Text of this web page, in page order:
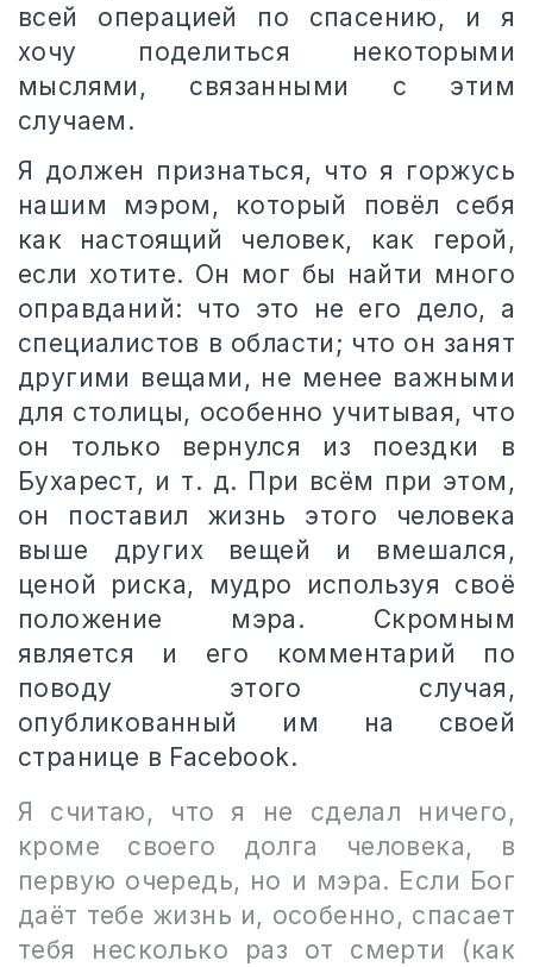
всей операцией по спасению, и я
хочу поделиться некоторыми
мыслями, связанными с этим
случаем.
Я должен признаться, что я горжусь
нашим мэром, который повёл себя
как настоящий человек, как герой,
если хотите. Он мог бы найти много
оправданий: что это не его дело, а
специалистов в области; что он занят
другими вещами, не менее важными
для столицы, особенно учитывая, что
он только вернулся из поездки в
Бухарест, и т. д. При всём при этом,
он поставил жизнь этого человека
выше других вещей и вмешался,
ценой риска, мудро используя своё
положение мэра. Скромным
является и его комментарий по
поводу этого случая,
опубликованный им на своей
странице в Facebook.
Я считаю, что я не сделал ничего,
кроме своего долга человека, в
первую очередь, но и мэра. Если Бог
даёт тебе жизнь и, особенно, спасает
тебя несколько раз от смерти (как